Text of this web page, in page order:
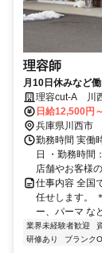
理容師
月10日休みなど
与もスキルもア
好みの働き方を教
理容cut-A 川
日給12,500円
兵庫県川西市
勤務時間 実働
日 ・勤務時間
店舗やお客様
仕事内容 全国
任せします。
ー、パーマ な
業界未経験者歓迎
研修あり
ブランク